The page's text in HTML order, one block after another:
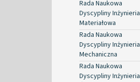
Rada Naukowa
Dyscypliny Inżynieria
Materiałowa
Rada Naukowa
Dyscypliny Inżynieria
Mechaniczna
Rada Naukowa
Dyscypliny Inżynieria